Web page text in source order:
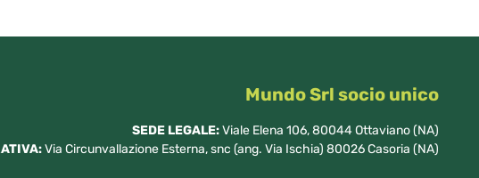
Mundo Srl socio unico
SEDE LEGALE:Viale Elena 106, 80044 Ottaviano (NA)
Via Circunvallazione Esterna, snc (ang. Via Ischia) 80026 Casoria (NA)